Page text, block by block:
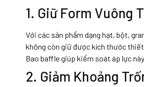
1. Giữ Form Vuông
Với các sản phẩm dạng hạt, bột,
không còn giữ được kích thước
Bao baffle giúp kiểm soát áp lực
2. Giảm Khoảng